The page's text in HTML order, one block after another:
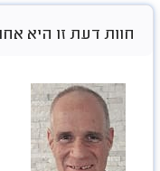
חוות דעת זו היא אחת מתוך